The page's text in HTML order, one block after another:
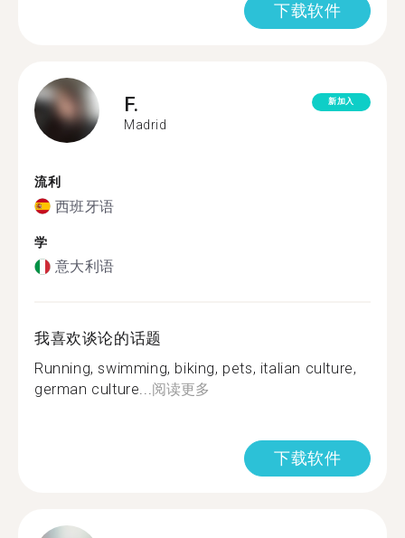
下载软件
F.
Madrid
新加入
流利
西班牙语
学
意大利语
我喜欢谈论的话题
Running, swimming, biking, pets, italian culture,
german culture...阅读更多
下载软件